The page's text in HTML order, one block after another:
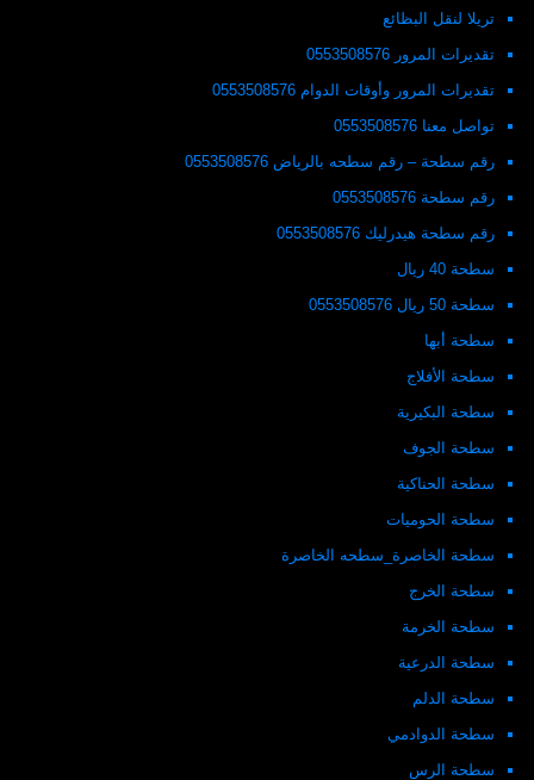
تريلا لنقل البظائع
تقديرات المرور 0553508576
تقديرات المرور وأوقات الدوام 0553508576
تواصل معنا 0553508576
رقم سطحة – رقم سطحه بالرياض 0553508576
رقم سطحة 0553508576
رقم سطحة هيدرليك 0553508576
سطحة 40 ريال
سطحة 50 ريال 0553508576
سطحة أبها
سطحة الأفلاج
سطحة البكيرية
سطحة الجوف
سطحة الحناكية
سطحة الحوميات
سطحة الخاصرة_سطحه الخاصرة
سطحة الخرج
سطحة الخرمة
سطحة الدرعية
سطحة الدلم
سطحة الدوادمي
سطحة الرس